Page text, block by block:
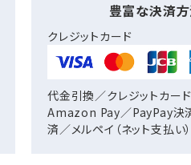
豊富な決済
クレジットカード
代金引換／クレジットカー
Amazon Pay／PayPay決
済／メルペイ（ネット支払い）